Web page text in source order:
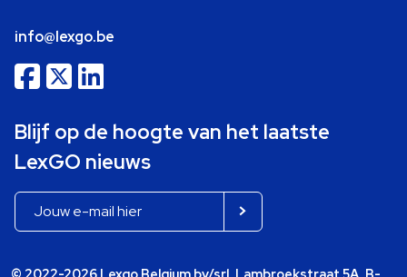
info@lexgo.be
Blijf op de hoogte van het laatste
LexGO nieuws